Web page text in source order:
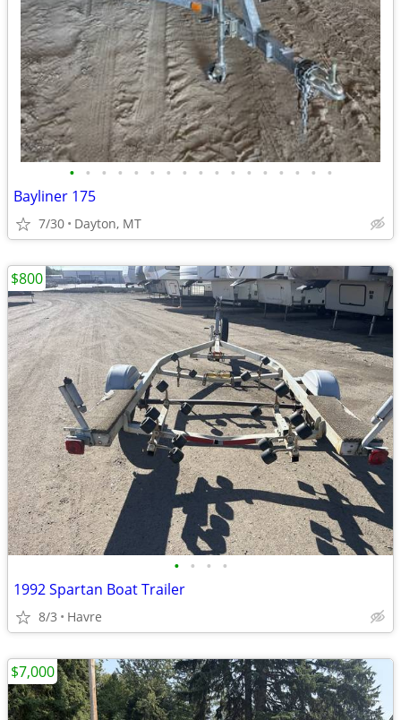
• • • • • • • • • • • • • • • • •
Bayliner 175
7/30 Dayton, MT
• • • •
1992 Spartan Boat Trailer
8/3 Havre
$800
$7,000